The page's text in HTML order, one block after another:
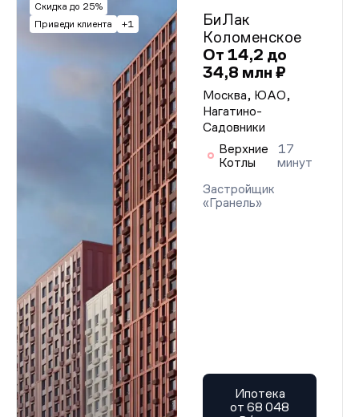
Скидка до 25%
Приведи клиента
+1
БиЛак
Коломенское
От 14,2 до
34,8 млн ₽
Москва, ЮАО,
Нагатино-
Садовники
Верхние
Котлы
17
минут
Застройщик
«Гранель»
Ипотека
от 68 048